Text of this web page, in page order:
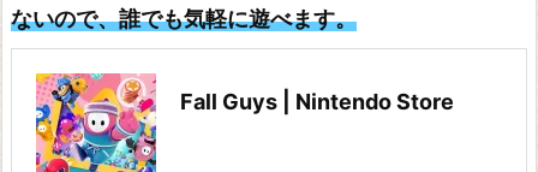
リ
ス
タ
ル
ク
ないので、誰でも気軽に遊べます。
Fall Guys | Nintendo Store